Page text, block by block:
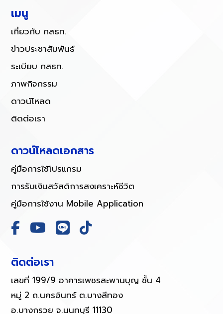
เมนู
เกี่ยวกับ กสธท.
ข่าวประชาสัมพันธ์
ระเบียบ กสธท.
ภาพกิจกรรม
ดาวน์โหลด
ติดต่อเรา
ดาวน์โหลดเอกสาร
คู่มือการใช้โปรแกรม
การรับเงินสวัสดิการสงเคราะห์ชีวิต
คู่มือการใช้งาน Mobile Application
ติดต่อเรา
เลขที่ 199/9 อาคารเพชรสะพานบุญ ชั้น 4
หมู่ 2 ถ.นครอินทร์ ต.บางสีทอง
อ.บางกรวย จ.นนทบุรี 11130